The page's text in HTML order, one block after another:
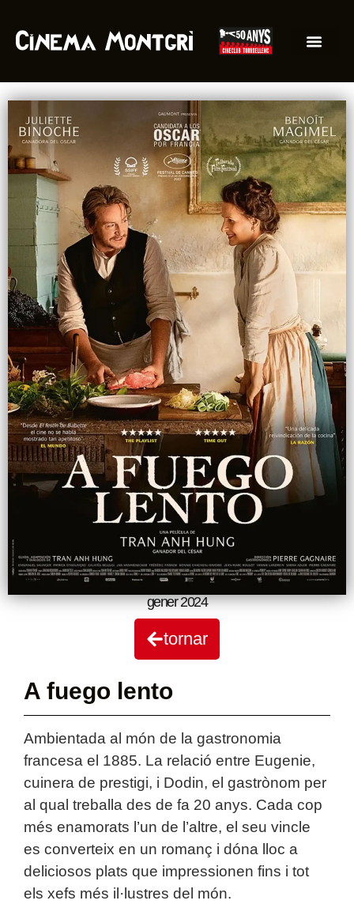
gener 2024
tornar
A fuego lento
Ambientada al món de la gastronomia
francesa el 1885. La relació entre Eugenie,
cuinera de prestigi, i Dodin, el gastrònom per
al qual treballa des de fa 20 anys. Cada cop
més enamorats l’un de l’altre, el seu vincle
es converteix en un romanç i dóna lloc a
deliciosos plats que impressionen fins i tot
els xefs més il·lustres del món.